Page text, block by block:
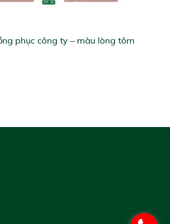
phục công ty – màu lòng tôm